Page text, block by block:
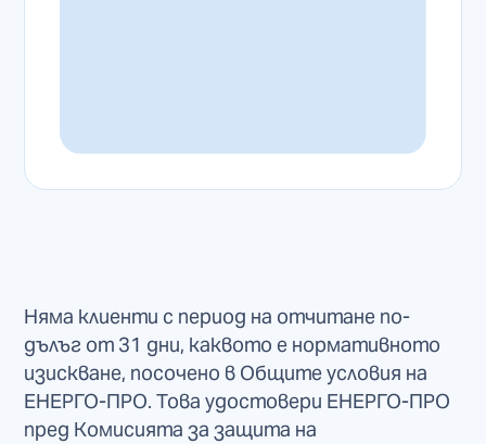
Няма клиенти с период на отчитане по-
дълъг от 31 дни, каквото е нормативното
изискване, посочено в Общите условия на
ЕНЕРГО-ПРО. Това удостовери ЕНЕРГО-ПРО
пред Комисията за защита на